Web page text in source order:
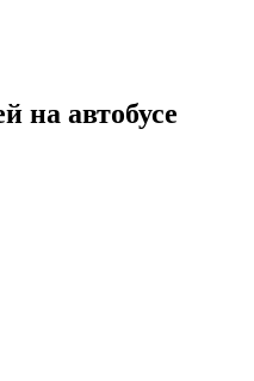
на автобусе